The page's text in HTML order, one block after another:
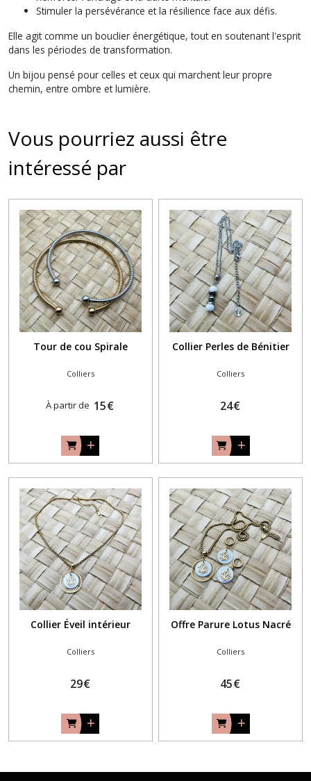
Stimuler la persévérance et la résilience face aux défis.
Elle agit comme un bouclier énergétique, tout en soutenant l'esprit
dans les périodes de transformation.
Un bijou pensé pour celles et ceux qui marchent leur propre
chemin, entre ombre et lumière.
Vous pourriez aussi être
intéressé par
Tour de cou Spirale
Colliers
À partir de 15€
Collier Perles de Bénitier
Colliers
24€
Collier Éveil intérieur
Colliers
29€
Offre Parure Lotus Nacré
Colliers
45€